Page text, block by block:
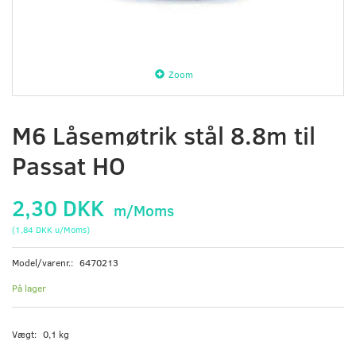
Zoom
M6 Låsemøtrik stål 8.8m til
Passat HO
2,30 DKK m/Moms
(1,84 DKK u/Moms)
Model/varenr.: 6470213
På lager
Vægt: 0,1 kg